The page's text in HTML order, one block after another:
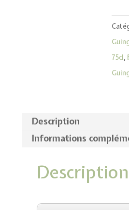
75cl,
Description
Informations
Description